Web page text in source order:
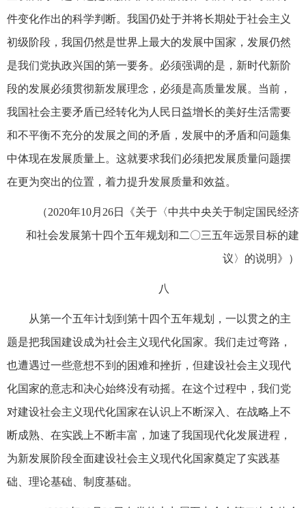
件变化作出的科学判断。我国仍处于并将长期处于社会主义
初级阶段，我国仍然是世界上最大的发展中国家，发展仍然
是我们党执政兴国的第一要务。必须强调的是，新时代新阶
段的发展必须贯彻新发展理念，必须是高质量发展。当前，
我国社会主要矛盾已经转化为人民日益增长的美好生活需要
和不平衡不充分的发展之间的矛盾，发展中的矛盾和问题集
中体现在发展质量上。这就要求我们必须把发展质量问题摆
在更为突出的位置，着力提升发展质量和效益。
（2020年10月26日《关于〈中共中央关于制定国民经济
和社会发展第十四个五年规划和二〇三五年远景目标的建
议〉的说明》）
八
从第一个五年计划到第十四个五年规划，一以贯之的主
题是把我国建设成为社会主义现代化国家。我们走过弯路，
也遭遇过一些意想不到的困难和挫折，但建设社会主义现代
化国家的意志和决心始终没有动摇。在这个过程中，我们党
对建设社会主义现代化国家在认识上不断深入、在战略上不
断成熟、在实践上不断丰富，加速了我国现代化发展进程，
为新发展阶段全面建设社会主义现代化国家奠定了实践基
础、理论基础、制度基础。